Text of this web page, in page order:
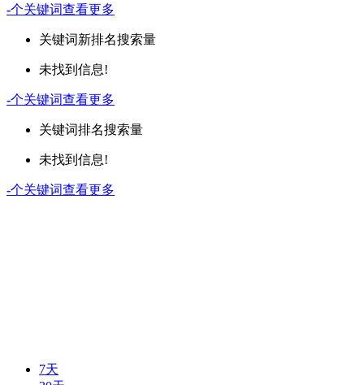
-个关键词查看更多
关键词新排名搜索量
未找到信息!
-个关键词查看更多
关键词排名搜索量
未找到信息!
-个关键词查看更多
7天